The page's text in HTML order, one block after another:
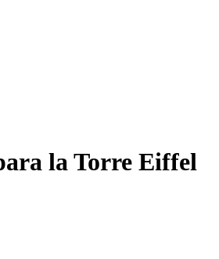
la Torre Eiffel